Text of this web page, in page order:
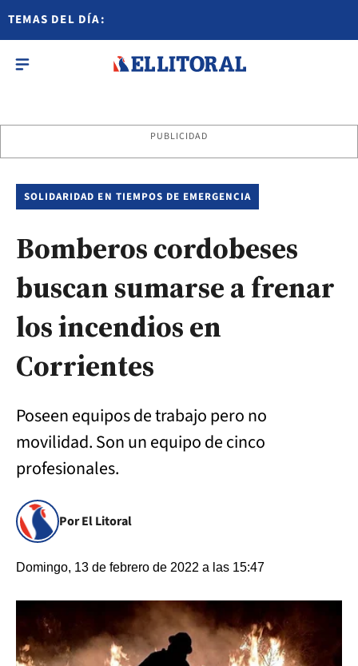
TEMAS DEL DÍA:
PUBLICIDAD
SOLIDARIDAD EN TIEMPOS DE EMERGENCIA
Bomberos cordobeses
buscan sumarse a frenar
los incendios en
Corrientes
Poseen equipos de trabajo pero no
movilidad. Son un equipo de cinco
profesionales.
Por El Litoral
Domingo, 13 de febrero de 2022 a las 15:47